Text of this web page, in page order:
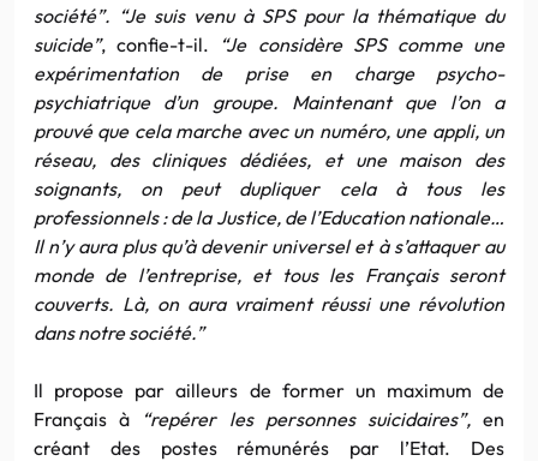
société”. “Je suis venu à SPS pour la thématique du
suicide”, confie-t-il.
“Je considère SPS comme une
expérimentation de prise en charge psycho-
psychiatrique d’un groupe. Maintenant que l’on a
prouvé que cela marche avec un numéro, une appli, un
réseau, des cliniques dédiées, et une maison des
soignants, on peut dupliquer cela à tous les
professionnels : de la Justice, de l’Education nationale…
Il n’y aura plus qu’à devenir universel et à s’attaquer au
monde de l’entreprise, et tous les Français seront
couverts. Là, on aura vraiment réussi une révolution
dans notre société.”
Il propose par ailleurs de former un maximum de
Français à
“repérer les personnes suicidaires”,en
créant des postes rémunérés par l’Etat. Des